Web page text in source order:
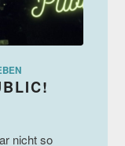
nicht so